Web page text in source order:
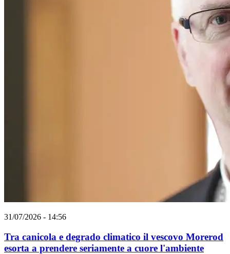
31/07/2026 - 14:56
Tra canicola e degrado climatico il vescovo Morerod
esorta a prendere seriamente a cuore l'ambiente